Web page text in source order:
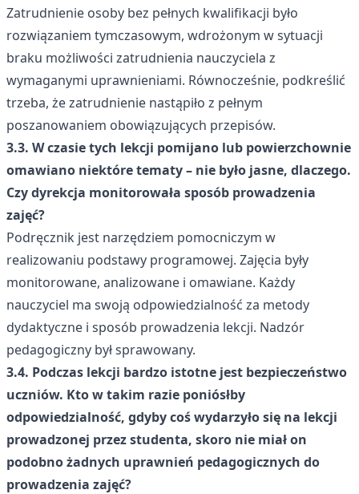
Zatrudnienie osoby bez pełnych kwalifikacji było
rozwiązaniem tymczasowym, wdrożonym w sytuacji
braku możliwości zatrudnienia nauczyciela z
wymaganymi uprawnieniami. Równocześnie, podkreślić
trzeba, że zatrudnienie nastąpiło z pełnym
poszanowaniem obowiązujących przepisów.
3.3. W czasie tych lekcji pomijano lub powierzchownie
omawiano niektóre tematy – nie było jasne, dlaczego.
Czy dyrekcja monitorowała sposób prowadzenia
zajęć?
Podręcznik jest narzędziem pomocniczym w
realizowaniu podstawy programowej. Zajęcia były
monitorowane, analizowane i omawiane. Każdy
nauczyciel ma swoją odpowiedzialność za metody
dydaktyczne i sposób prowadzenia lekcji. Nadzór
pedagogiczny był sprawowany.
3.4. Podczas lekcji bardzo istotne jest bezpieczeństwo
uczniów. Kto w takim razie poniósłby
odpowiedzialność, gdyby coś wydarzyło się na lekcji
prowadzonej przez studenta, skoro nie miał on
podobno żadnych uprawnień pedagogicznych do
prowadzenia zajęć?